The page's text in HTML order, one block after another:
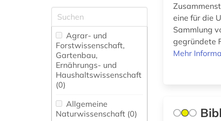
Agrar- und
Forstwissenschaft,
Gartenbau,
Ernährungs- und
Haushaltswissenschaft
(0)
Allgemeine
Naturwissenschaft (0)
eine für die
Sammlung
gegründete
Mehr